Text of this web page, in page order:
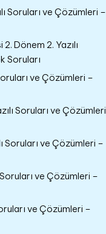
Soruları ve Çözümleri –
2. Dönem 2. Yazılı
Soruları
ve Çözümleri –
Soruları ve Çözümleri
Soruları ve Çözümleri –
Soruları ve Çözümleri –
ve Çözümleri –